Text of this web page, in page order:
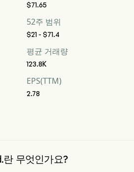
$71.65
52주 범위
$21 - $71.4
평균 거래량
123.8K
EPS(TTM)
2.78
무엇인가요?